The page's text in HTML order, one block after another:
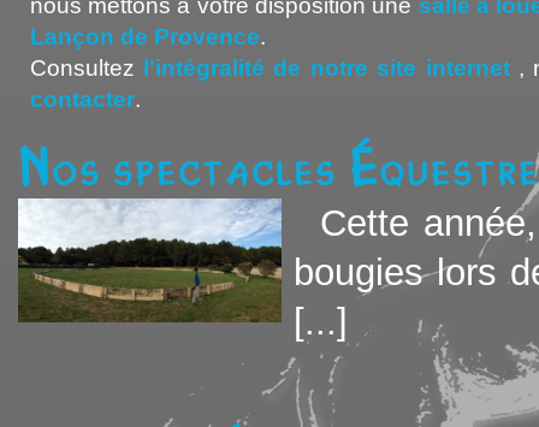
nous mettons à votre disposition une salle à
Lançon de Provence.
Consultez
l'intégralité de notre site internet,
contacter.
Nos spectacles
Cette
bougies lors
[...]